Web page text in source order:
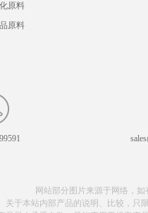
原料
原料
网站部分图片来源于网络，
关于本站内部产品的说明、比较，只